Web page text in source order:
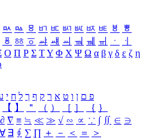
ㅯ ㅰ ㅱ ㅲ ㅳ ㅴ ㅵ ㅶ ㅷ ㅸ
ㅹ
ㆄ ㆅ ㆆ ㆇ ㆈ ㆉ ㆊ ㆋ ㆌ ㆍ
ㆎ
Ο Π Ρ Σ ΤΥ Φ Χ Ψ Ω α β γ δ ε ζ η
פ ם ן ו ט א ר ק ף ך ל ח י
【 】 ＂ （ ） ［ ］ ｛ ｝
∂ ∇ ≡ ≒ ≪ ≫ √ ∽ ∝ ∵ ∫ ∬ ∈ ∋
∀ ∃ ∮ ∑ ∏ ＋ － ＜ ＝
＞